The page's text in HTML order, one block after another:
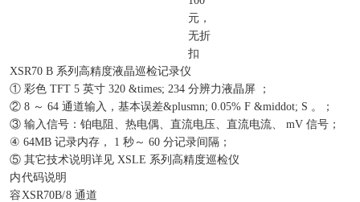
元，
无折
扣
XSR70 B 系列高精度液晶巡检记录仪
① 彩色 TFT 5 英寸 320 &times; 234 分辨力液晶屏 ；
② 8 ～ 64 通道输入，基本误差&plusmn; 0.05% F &middot; S 。；
③ 输入信号：铂电阻、热电偶、直流电压、直流电流、 mV 信号；
④ 64MB 记录内存， 1 秒～ 60 分记录间隔；
⑤ 其它技术说明详见 XSLE 系列高精度巡检仪
内
容
代码说明
XSR70B/8 通道